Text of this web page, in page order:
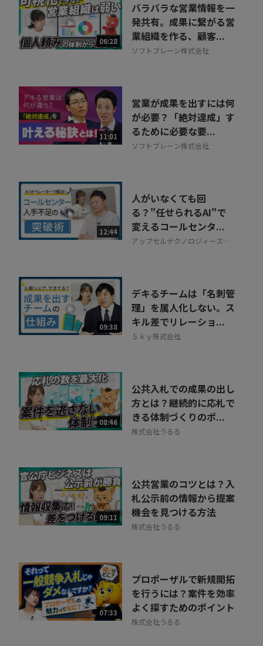
06:28
バラバラな営業情報を一
発共有。成果に繋がる営
業組織を作る、顧客...
ソフトブレーン株式会社
11:01
営業が成果を出すには何
が必要？「絶対達成」す
るために必要な要...
ソフトブレーン株式会社
12:44
人がいなくても回
る？"任せられるAI"で
変えるコールセンタ...
アップセルテクノロジィーズ株
09:38
デキるチームは「名刺管
理」を属人化しない。ス
キル差でリレーショ...
Ｓｋｙ株式会社
08:46
公共入札での成果の出し
方とは？継続的に応札で
きる体制づくりのポ...
株式会社うるる
09:11
公共営業のコツとは？入
札公示前の情報から提案
機会を見つける方法
株式会社うるる
07:33
プロポーザルで新規開拓
を行うには？案件を効率
よく探すためのポイント
株式会社うるる